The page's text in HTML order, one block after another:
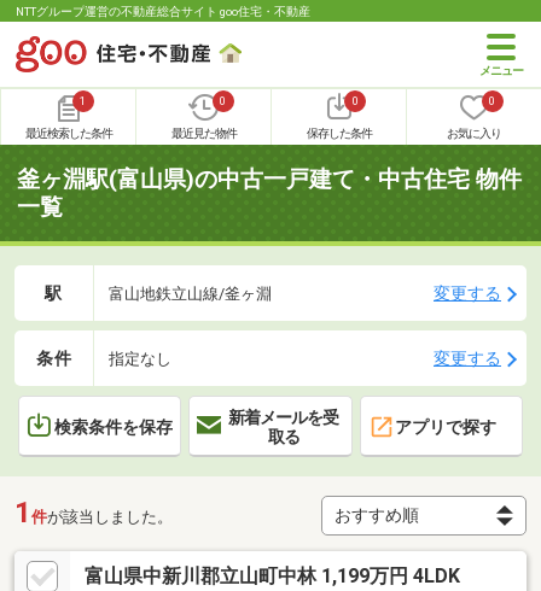
NTTグループ運営の不動産総合サイト goo住宅・不動産
1
最近検索した条件
0
最近見た物件
0
保存した条件
0
お気に入り
釜ヶ淵駅(富山県)の中古一戸建て・中古住宅 物件
一覧
駅 富山地鉄立山線/釜ヶ淵 変更する
条件 指定なし 変更する
検索条件を保存
新着メールを受
取る
アプリで探す
1 件が該当しました。
富山県中新川郡立山町中林 1,199万円 4LDK